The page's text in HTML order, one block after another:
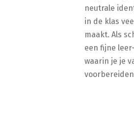
neutrale
in de klas
maakt. Als
een fijne
waarin je je